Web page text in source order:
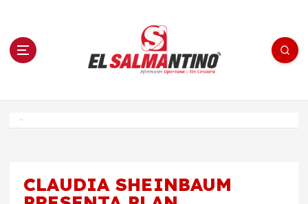
n El Salmantino - medios/noticias/editorial
CLAUDIA SHEINBAUM